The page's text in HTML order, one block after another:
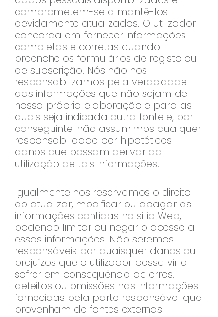
comprometem-se a mantê-los
devidamente atualizados. O utilizador
concorda em fornecer informações
completas e corretas quando
preenche os formulários de registo ou
de subscrição. Nós não nos
responsabilizamos pela veracidade
das informações que não sejam de
nossa própria elaboração e para as
quais seja indicada outra fonte e, por
conseguinte, não assumimos qualquer
responsabilidade por hipotéticos
danos que possam derivar da
utilização de tais informações.
Igualmente nos reservamos o direito
de atualizar, modificar ou apagar as
informações contidas no sítio Web,
podendo limitar ou negar o acesso a
essas informações. Não seremos
responsáveis por quaisquer danos ou
prejuízos que o utilizador possa vir a
sofrer em consequência de erros,
defeitos ou omissões nas informações
fornecidas pela parte responsável que
provenham de fontes externas.